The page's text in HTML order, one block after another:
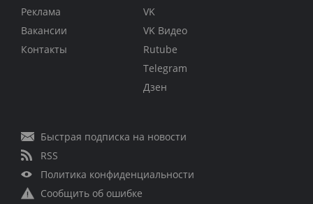
Реклама
Вакансии
Контакты
VK
VK Видео
Rutube
Telegram
Дзен
Быстрая подписка на новости
RSS
Политика конфиденциальности
Сообщить об ошибке